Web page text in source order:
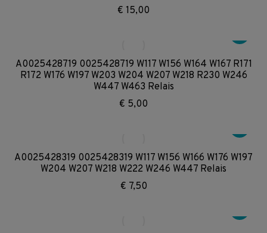
€ 15,00
A0025428719 0025428719 W117 W156 W164 W167 R171
R172 W176 W197 W203 W204 W207 W218 R230 W246
W447 W463 Relais
€ 5,00
A0025428319 0025428319 W117 W156 W166 W176 W197
W204 W207 W218 W222 W246 W447 Relais
€ 7,50